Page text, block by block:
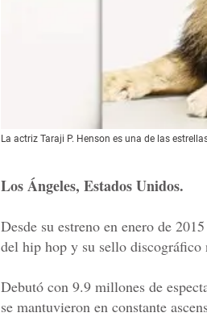
La actriz Taraji P. Henson es una de las
Los Ángeles, Estados Unidos.
Desde su estreno en enero de 2015
del hip hop y su sello discográfico
Debutó con 9.9 millones de
se mantuvieron en constante